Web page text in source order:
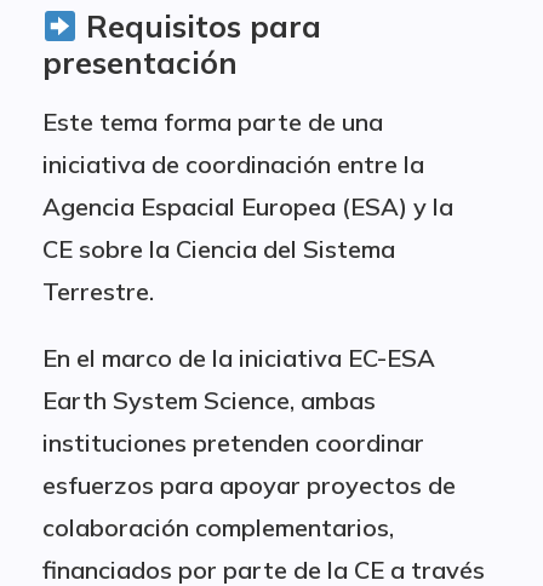
Requisitos para
presentación
Este tema forma parte de una
iniciativa de coordinación entre la
Agencia Espacial Europea (ESA) y la
CE sobre la Ciencia del Sistema
Terrestre.
En el marco de la iniciativa EC-ESA
Earth System Science, ambas
instituciones pretenden coordinar
esfuerzos para apoyar proyectos de
colaboración complementarios,
financiados por parte de la CE a través